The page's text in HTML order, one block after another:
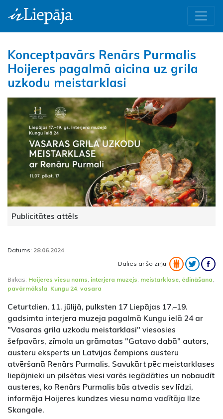
Konceptpavārs Renārs Purmalis
Hoijeres pagalmā aicina uz grila
uzkodu meistarklasi
Publicitātes attēls
Datums: 28.06.2024
Dalies ar šo ziņu:
Birkas: Hoijeres viesu nams interjera muzejs meistarklase ēdināšana
pavārmāksla Kungu 24 vasara
Ceturtdien, 11. jūlijā, pulksten 17 Liepājas 17.–19.
gadsimta interjera muzeja pagalmā Kungu ielā 24 ar
"Vasaras grila uzkodu meistarklasi" viesosies
šefpavārs, zīmola un grāmatas "Gatavo dabā" autors,
austeru eksperts un Latvijas čempions austeru
atvēršanā Renārs Purmalis. Savukārt pēc meistarklases
liepājnieki un pilsētas viesi varēs iegādāties un nobaudīt
austeres, ko Renārs Purmalis būs atvedis sev līdzi,
informēja Hoijeres kundzes viesu nama vadītāja Ilze
Skangale.